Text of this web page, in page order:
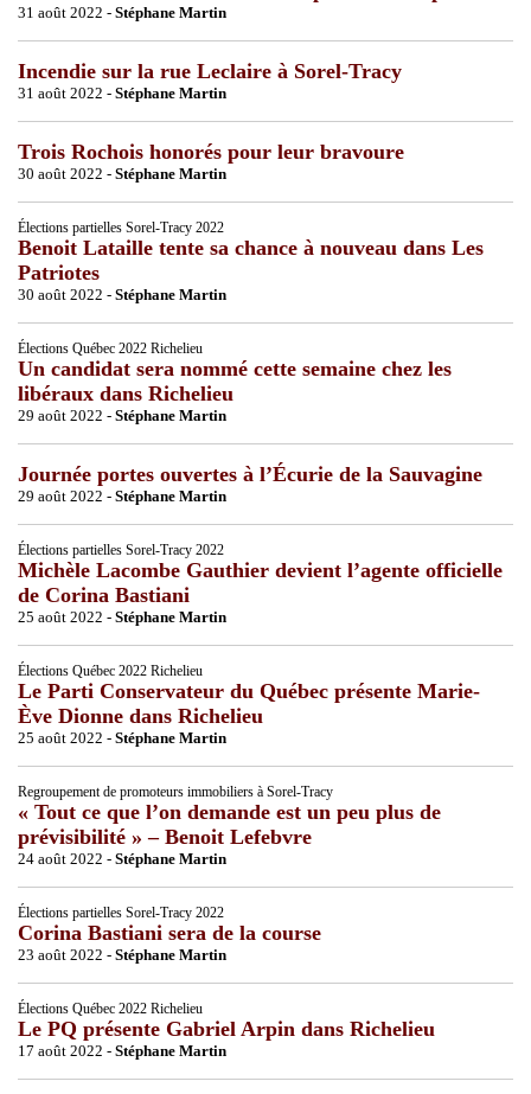
31 août 2022 - Stéphane Martin
Incendie sur la rue Leclaire à Sorel-Tracy
31 août 2022 - Stéphane Martin
Trois Rochois honorés pour leur bravoure
30 août 2022 - Stéphane Martin
Élections partielles Sorel-Tracy 2022
Benoit Lataille tente sa chance à nouveau dans Les
Patriotes
30 août 2022 - Stéphane Martin
Élections Québec 2022 Richelieu
Un candidat sera nommé cette semaine chez les
libéraux dans Richelieu
29 août 2022 - Stéphane Martin
Journée portes ouvertes à l’Écurie de la Sauvagine
29 août 2022 - Stéphane Martin
Élections partielles Sorel-Tracy 2022
Michèle Lacombe Gauthier devient l’agente officielle
de Corina Bastiani
25 août 2022 - Stéphane Martin
Élections Québec 2022 Richelieu
Le Parti Conservateur du Québec présente Marie-
Ève Dionne dans Richelieu
25 août 2022 - Stéphane Martin
Regroupement de promoteurs immobiliers à Sorel-Tracy
« Tout ce que l’on demande est un peu plus de
prévisibilité » – Benoit Lefebvre
24 août 2022 - Stéphane Martin
Élections partielles Sorel-Tracy 2022
Corina Bastiani sera de la course
23 août 2022 - Stéphane Martin
Élections Québec 2022 Richelieu
Le PQ présente Gabriel Arpin dans Richelieu
17 août 2022 - Stéphane Martin